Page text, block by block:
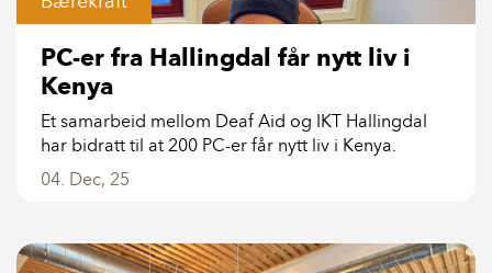
PC-er fra Hallingdal får nytt liv i
Kenya
Et samarbeid mellom Deaf Aid og IKT Hallingdal
har bidratt til at 200 PC-er får nytt liv i Kenya.
04. Dec, 25